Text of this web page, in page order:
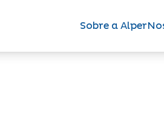
Sobre a Alper